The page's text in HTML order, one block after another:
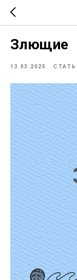
Злющие
13.03.2025